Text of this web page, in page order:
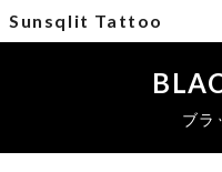
Sunsqlit Tattoo
ブラ